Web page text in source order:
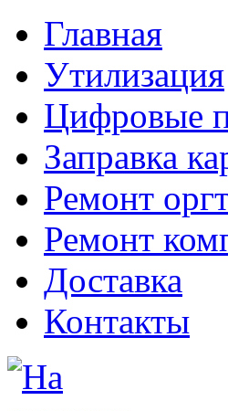
Главная
Утилизация
Цифровые
Заправка
Ремонт
Ремонт
Доставка
Контакты